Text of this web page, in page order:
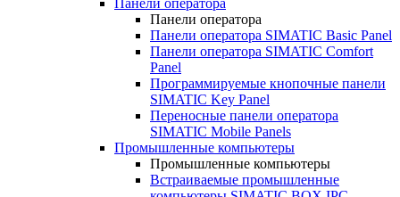
Панели оператора
Панели оператора
Панели оператора SIMATIC Basic Panel
Панели оператора SIMATIC Comfort
Panel
Программируемые кнопочные панели
SIMATIC Key Panel
Переносные панели оператора
SIMATIC Mobile Panels
Промышленные компьютеры
Промышленные компьютеры
Встраиваемые промышленные